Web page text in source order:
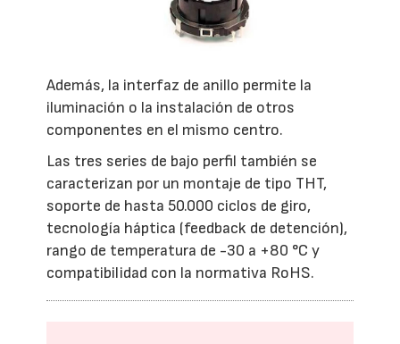
Además, la interfaz de anillo permite la
iluminación o la instalación de otros
componentes en el mismo centro.
Las tres series de bajo perfil también se
caracterizan por un montaje de tipo THT,
soporte de hasta 50.000 ciclos de giro,
tecnología háptica (feedback de detención),
rango de temperatura de -30 a +80 °C y
compatibilidad con la normativa RoHS.